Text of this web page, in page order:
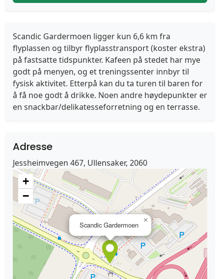
Scandic Gardermoen ligger kun 6,6 km fra
flyplassen og tilbyr flyplasstransport (koster ekstra)
på fastsatte tidspunkter. Kafeen på stedet har mye
godt på menyen, og et treningssenter innbyr til
fysisk aktivitet. Etterpå kan du ta turen til baren for
å få noe godt å drikke. Noen andre høydepunkter er
en snackbar/delikatesseforretning og en terrasse.
Adresse
Jessheimvegen 467, Ullensaker, 2060
Scandic Gardermoen
×
+
−